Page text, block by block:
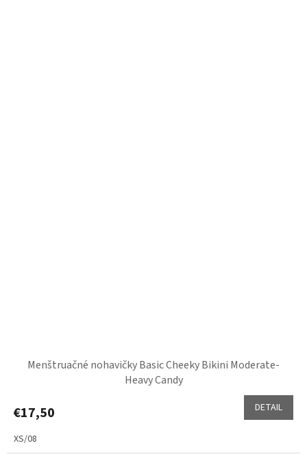
Menštruačné nohavičky Basic Cheeky Bikini Moderate-
Heavy Candy
€17,50 DETAIL
XS/08